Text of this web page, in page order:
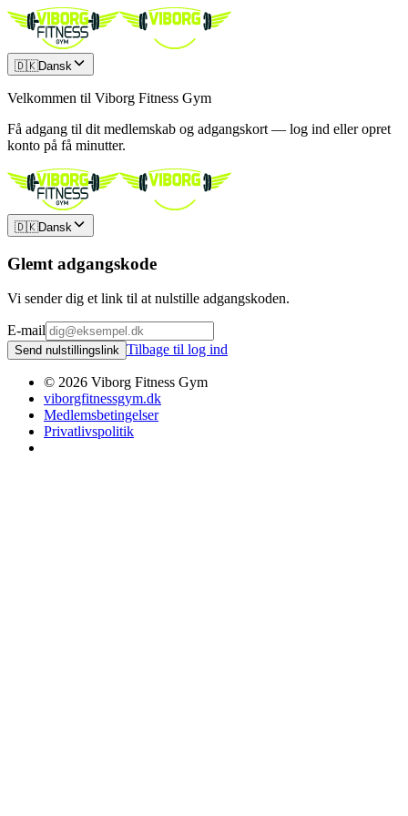
🇩🇰Dansk
Velkommen til Viborg Fitness Gym
Få adgang til dit medlemskab og adgangskort — log ind eller opret
konto på få minutter.
🇩🇰Dansk
Glemt adgangskode
Vi sender dig et link til at nulstille adgangskoden.
E-mail
Send nulstillingslink Tilbage til log ind
© 2026 Viborg Fitness Gym
viborgfitnessgym.dk
Medlemsbetingelser
Privatlivspolitik